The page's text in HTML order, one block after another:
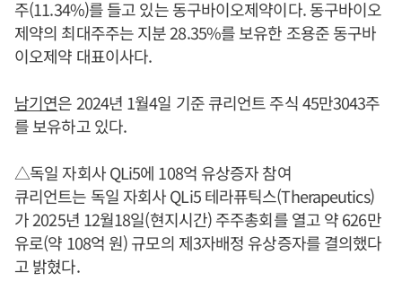
주(11.34%)를 들고 있는 동구바이오제약이다. 동구바이오
제약의 최대주주는 지분 28.35%를 보유한 조용준 동구바
이오제약 대표이사다.
남기연은 2024년 1월4일 기준 큐리언트 주식 45만3043주
를 보유하고 있다.
△독일 자회사 QLi5에 108억 유상증자 참여
큐리언트는 독일 자회사 QLi5 테라퓨틱스(Therapeutics)
가 2025년 12월18일(현지시간) 주주총회를 열고 약 626만
유로(약 108억 원) 규모의 제3자배정 유상증자를 결의했다
고 밝혔다.